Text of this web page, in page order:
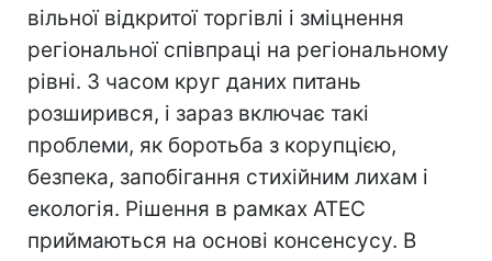
вільної відкритої торгівлі і зміцнення
регіональної співпраці на регіональному
рівні. З часом круг даних питань
розширився, і зараз включає такі
проблеми, як боротьба з корупцією,
безпека, запобігання стихійним лихам і
екологія. Рішення в рамках АТЕС
приймаються на основі консенсусу. В